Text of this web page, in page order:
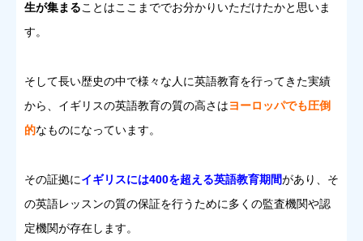
生が集まることはここまででお分かりいただけたかと思いま
す。
そして長い歴史の中で様々な人に英語教育を行ってきた実績
から、イギリスの英語教育の質の高さはヨーロッパでも圧倒
的なものになっています。
その証拠にイギリスには400を超える英語教育期間があり、そ
の英語レッスンの質の保証を行うために多くの監査機関や認
定機関が存在します。